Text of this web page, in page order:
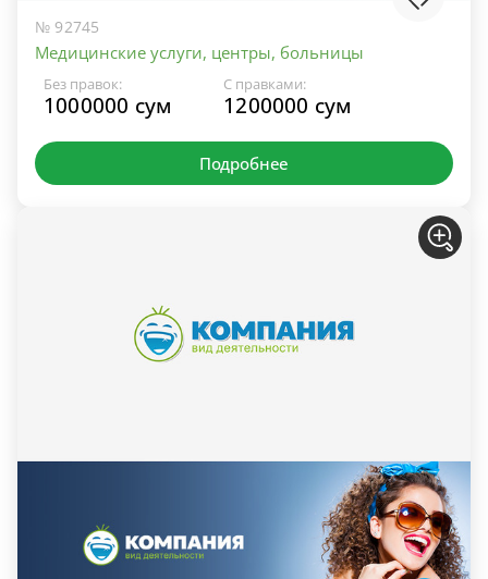
№ 92745
Медицинские услуги, центры, больницы
Без правок:
1000000 сум
С правками:
1200000 сум
Подробнее